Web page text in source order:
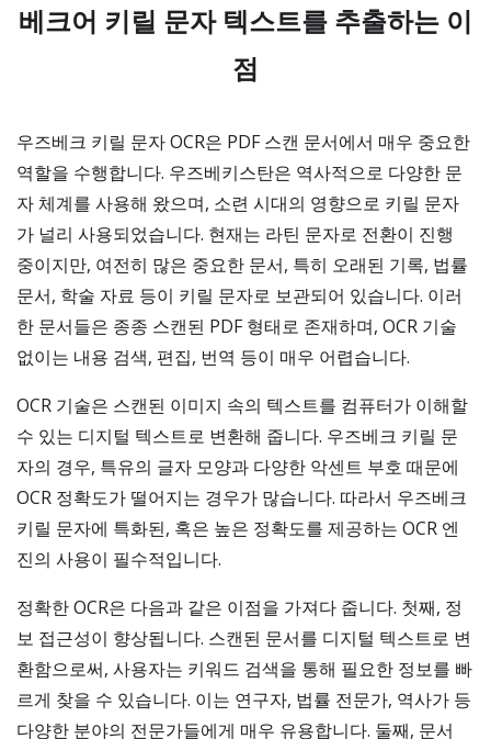
베크어 키릴 문자 텍스트를 추출하는 이
점
우즈베크 키릴 문자 OCR은 PDF 스캔 문서에서 매우 중요한
역할을 수행합니다. 우즈베키스탄은 역사적으로 다양한 문
자 체계를 사용해 왔으며, 소련 시대의 영향으로 키릴 문자
가 널리 사용되었습니다. 현재는 라틴 문자로 전환이 진행
중이지만, 여전히 많은 중요한 문서, 특히 오래된 기록, 법률
문서, 학술 자료 등이 키릴 문자로 보관되어 있습니다. 이러
한 문서들은 종종 스캔된 PDF 형태로 존재하며, OCR 기술
없이는 내용 검색, 편집, 번역 등이 매우 어렵습니다.
OCR 기술은 스캔된 이미지 속의 텍스트를 컴퓨터가 이해할
수 있는 디지털 텍스트로 변환해 줍니다. 우즈베크 키릴 문
자의 경우, 특유의 글자 모양과 다양한 악센트 부호 때문에
OCR 정확도가 떨어지는 경우가 많습니다. 따라서 우즈베크
키릴 문자에 특화된, 혹은 높은 정확도를 제공하는 OCR 엔
진의 사용이 필수적입니다.
정확한 OCR은 다음과 같은 이점을 가져다 줍니다. 첫째, 정
보 접근성이 향상됩니다. 스캔된 문서를 디지털 텍스트로 변
환함으로써, 사용자는 키워드 검색을 통해 필요한 정보를 빠
르게 찾을 수 있습니다. 이는 연구자, 법률 전문가, 역사가 등
다양한 분야의 전문가들에게 매우 유용합니다. 둘째, 문서